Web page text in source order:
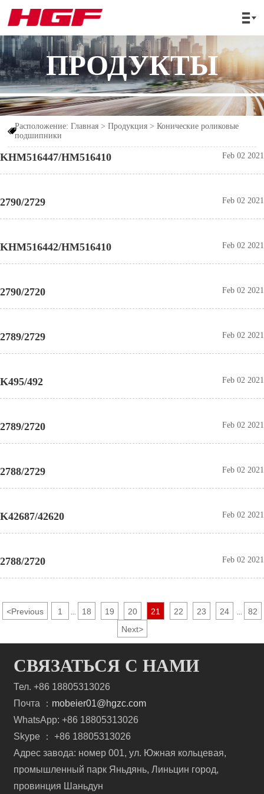

ПРОДУКТЫ

Расположение:Главная >Продукция >Конические роликовые
подшипники
KHM516447/HM516410 Feb 02 2021
2790/2729 Feb 02 2021
KHM516442/HM516410 Feb 02 2021
2790/2720 Feb 02 2021
2789/2729 Feb 02 2021
K495/492 Feb 02 2021
2789/2720 Feb 02 2021
2788/2729 Feb 02 2021
K42687/42620 Feb 02 2021
2788/2720 Feb 02 2021
<Previous 1 18 19 20 21 22 23 24
82
Next>
СВЯЗАТЬСЯ С НАМИ
Тел. +86 18805313026
Почта ： mobeier01@hgzc.com
WhatsApp: +86 18805313026
Skype ： +86 18805313026
Адрес завода: номер 001, ул. Южная кольцевая,
промышленный парк Яньдянь, Линьцин город,
провинция Шаньдун